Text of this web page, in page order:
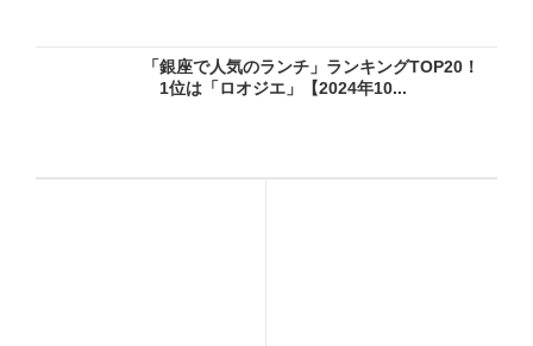
「銀座で人気のランチ」ランキングTOP20！
1位は「ロオジエ」【2024年10...